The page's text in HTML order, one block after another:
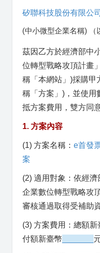
矽聯科技股份有限公司
(中小微型企業名稱) （
茲因乙方於經濟部中
位轉型戰略攻頂計畫
稱「本網站」)採購甲
稱「方案」)，並使用
抵方案費用，雙方同
1. 方案內容
(1) 方案名稱： e首發
案
(2) 適用對象：依經
企業數位轉型戰略攻
審核通過取得受補助
(3) 方案費用：總額新
付額新臺幣